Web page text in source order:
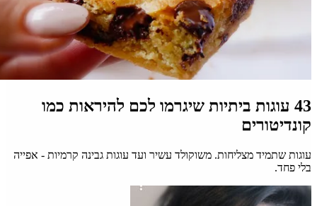
43 עוגות ביתיות שיגרמו לכם להיראות כמו
קונדיטורים
עוגות שתמיד מצליחות. משוקולד עשיר ועד עוגות גבינה קרמיות - אפייה
בלי פחד.